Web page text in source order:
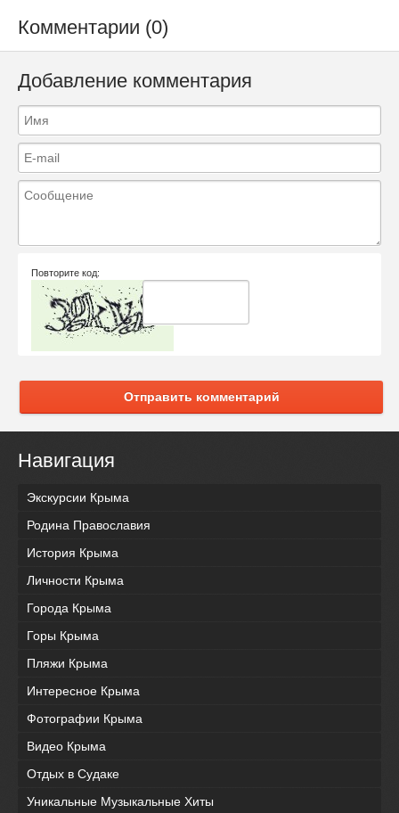
Комментарии (0)
Добавление комментария
Повторите код:
Отправить комментарий
Навигация
Экскурсии Крыма
Родина Православия
История Крыма
Личности Крыма
Города Крыма
Горы Крыма
Пляжи Крыма
Интересное Крыма
Фотографии Крыма
Видео Крыма
Отдых в Судаке
Уникальные Музыкальные Хиты